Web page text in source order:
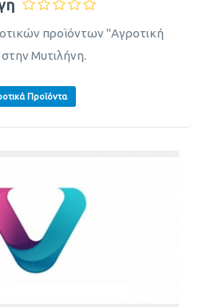
προϊόντων "Αγροτική
Μυτιλήνη.
Προϊόντα